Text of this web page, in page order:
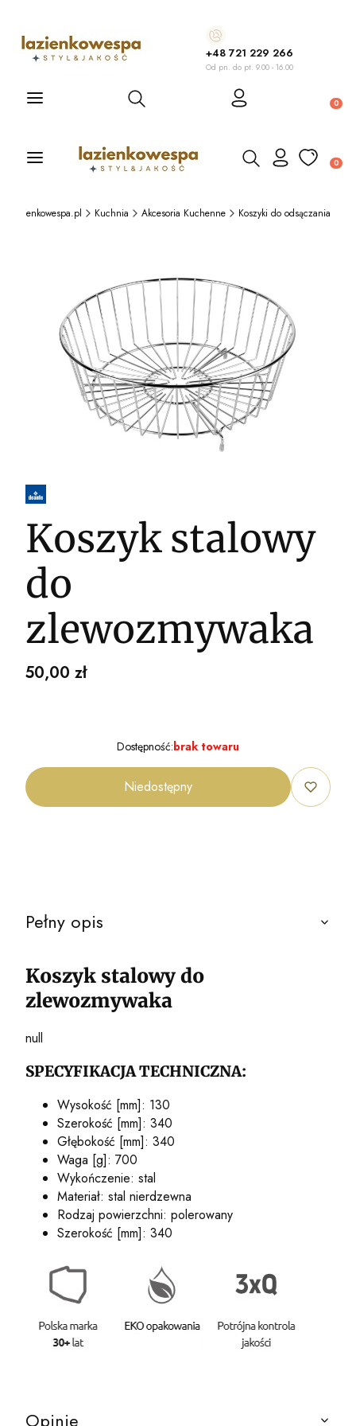
+48 721 229 266
Od pn. do pt. 9.00 - 16.00
Otwórz wyszukiwarkę
Otwórz wyszukiwarkę
Lazienkowespa.pl Kuchnia Akcesoria Kuchenne Koszyki do odsączania
Koszyk stalowy
do
zlewozmywaka
Cena
50,00 zł
Dostępność:brak towaru
Niedostępny
Pełny opis
Koszyk stalowy do
zlewozmywaka
null
SPECYFIKACJA TECHNICZNA:
Wysokość [mm]: 130
Szerokość [mm]: 340
Głębokość [mm]: 340
Waga [g]: 700
Wykończenie: stal
Materiał: stal nierdzewna
Rodzaj powierzchni: polerowany
Szerokość [mm]: 340
Opinie